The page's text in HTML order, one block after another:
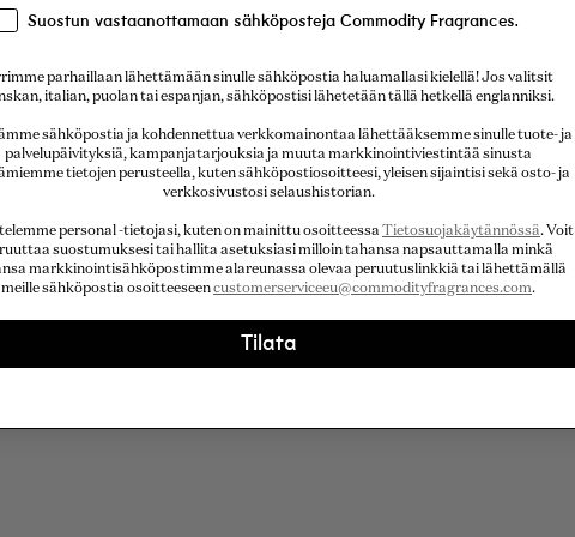
Suostun vastaanottamaan sähköposteja Commodity Fragrances.
parhaillaan lähettämään sinulle sähköpostia haluamallasi kielellä! Jos valitsit
italian, puolan tai espanjan, sähköpostisi lähetetään tällä hetkellä englanniksi.
sähköpostia ja kohdennettua verkkomainontaa lähettääksemme sinulle tuote- ja
palvelupäivityksiä, kampanjatarjouksia ja muuta markkinointiviestintää sinusta
tietojen perusteella, kuten sähköpostiosoitteesi, yleisen sijaintisi sekä osto- ja
verkkosivustosi selaushistorian.
personal -tietojasi, kuten on mainittu osoitteessa Tietosuojakäytännössä. Voit
suostumuksesi tai hallita asetuksiasi milloin tahansa napsauttamalla minkä
markkinointisähköpostimme alareunassa olevaa peruutuslinkkiä tai lähettämällä
meille sähköpostia osoitteeseencustomerserviceeu@commodityfragrances.com.
Tilata